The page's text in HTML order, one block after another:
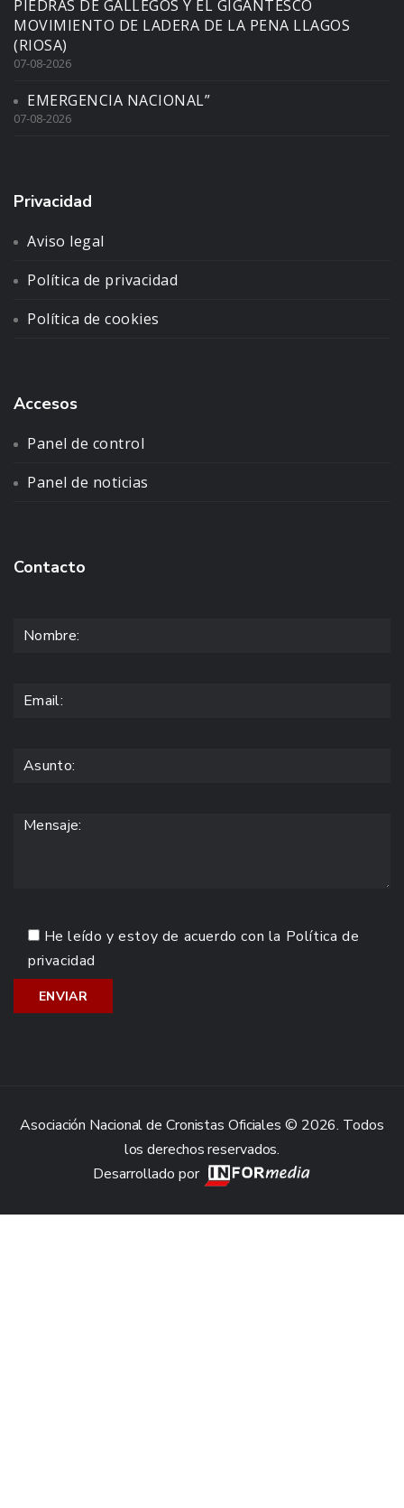
PIEDRAS DE GALLEGOS Y EL GIGANTESCO
MOVIMIENTO DE LADERA DE LA PENA LLAGOS
(RIOSA)
07-08-2026
EMERGENCIA NACIONAL”
07-08-2026
Privacidad
Aviso legal
Política de privacidad
Política de cookies
Accesos
Panel de control
Panel de noticias
Contacto
He leído y estoy de acuerdo con la Política de
privacidad
Asociación Nacional de Cronistas Oficiales © 2026. Todos
los derechos reservados.
Desarrollado por